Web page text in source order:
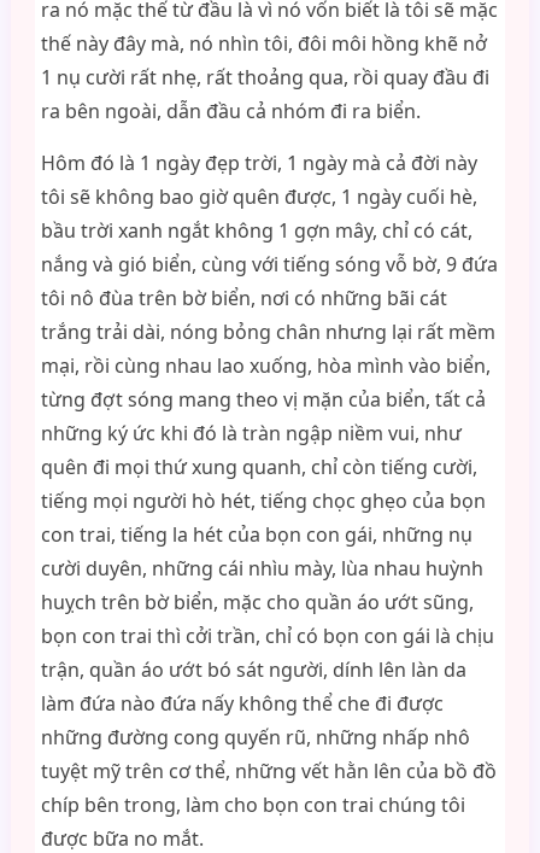
ra nó mặc thế từ đầu là vì nó vốn biết là tôi sẽ mặc
thế này đây mà, nó nhìn tôi, đôi môi hồng khẽ nở
1 nụ cười rất nhẹ, rất thoảng qua, rồi quay đầu đi
ra bên ngoài, dẫn đầu cả nhóm đi ra biển.
Hôm đó là 1 ngày đẹp trời, 1 ngày mà cả đời này
tôi sẽ không bao giờ quên được, 1 ngày cuối hè,
bầu trời xanh ngắt không 1 gợn mây, chỉ có cát,
nắng và gió biển, cùng với tiếng sóng vỗ bờ, 9 đứa
tôi nô đùa trên bờ biển, nơi có những bãi cát
trắng trải dài, nóng bỏng chân nhưng lại rất mềm
mại, rồi cùng nhau lao xuống, hòa mình vào biển,
từng đợt sóng mang theo vị mặn của biển, tất cả
những ký ức khi đó là tràn ngập niềm vui, như
quên đi mọi thứ xung quanh, chỉ còn tiếng cười,
tiếng mọi người hò hét, tiếng chọc ghẹo của bọn
con trai, tiếng la hét của bọn con gái, những nụ
cười duyên, những cái nhìu mày, lùa nhau huỳnh
huỵch trên bờ biển, mặc cho quần áo ướt sũng,
bọn con trai thì cởi trần, chỉ có bọn con gái là chịu
trận, quần áo ướt bó sát người, dính lên làn da
làm đứa nào đứa nấy không thể che đi được
những đường cong quyến rũ, những nhấp nhô
tuyệt mỹ trên cơ thể, những vết hằn lên của bồ đồ
chíp bên trong, làm cho bọn con trai chúng tôi
được bữa no mắt.